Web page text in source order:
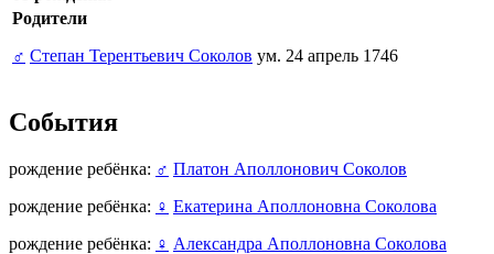
Родители
♂ Степан Терентьевич Соколов ум. 24 апрель 1746
События
рождение ребёнка: ♂ Платон Аполлонович Соколов
рождение ребёнка: ♀ Екатерина Аполлоновна Соколова
рождение ребёнка: ♀ Александра Аполлоновна Соколова